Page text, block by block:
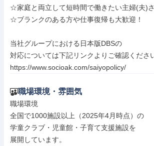
☆家庭と両立して短時間で働きたい主婦(夫)
☆ブランクのある方や仕事復帰も大歓迎！
当社グループにおける日本版DBSの
対応については下記リンクよりご確認くださ
https://www.socioak.com/saiyopolicy/
職場環境・雰囲気
職場環境
全国で1000施設以上（2025年4月時点）の
学童クラブ・児童館・子育て支援施設を
展開しています。